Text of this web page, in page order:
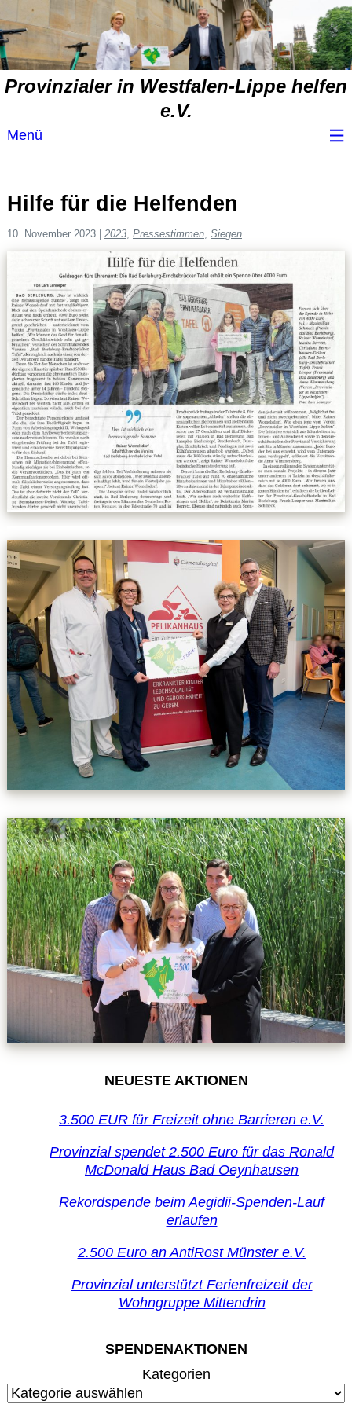
Provinzialer in Westfalen-Lippe helfen
e.V.
Menü
Service
Spendenvorschlag
Spendenübersicht
Kontakt
Hilfe für die Helfenden
10. November 2023 2023, Pressestimmen, Siegen
NEUESTE AKTIONEN
3.500 EUR für Freizeit ohne Barrieren e.V.
Provinzial spendet 2.500 Euro für das Ronald
McDonald Haus Bad Oeynhausen
Rekordspende beim Aegidii-Spenden-Lauf
erlaufen
2.500 Euro an AntiRost Münster e.V.
Provinzial unterstützt Ferienfreizeit der
Wohngruppe Mittendrin
SPENDENAKTIONEN
Kategorien